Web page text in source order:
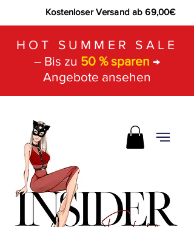
Kostenloser Versand ab 69,00€
HOT SUMMER SALE
– Bis zu 50 % sparen →
Angebote ansehen